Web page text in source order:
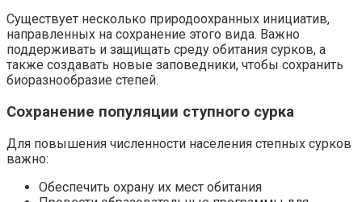
Существует несколько природоохранных инициатив,
направленных на сохранение этого вида. Важно
поддерживать и защищать среду обитания сурков, а
также создавать новые заповедники, чтобы сохранить
биоразнообразие степей.
Сохранение популяции ступного сурка
Для повышения численности населения степных сурков
важно:
Обеспечить охрану их мест обитания